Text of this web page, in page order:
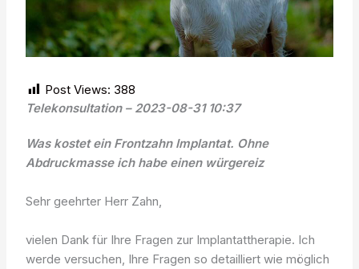
Post Views: 388
Telekonsultation – 2023-08-31 10:37
Was kostet ein Frontzahn Implantat. Ohne
Abdruckmasse ich habe einen würgereiz
Sehr geehrter Herr Zahn,
vielen Dank für Ihre Fragen zur Implantattherapie. Ich
werde versuchen, Ihre Fragen so detailliert wie möglich